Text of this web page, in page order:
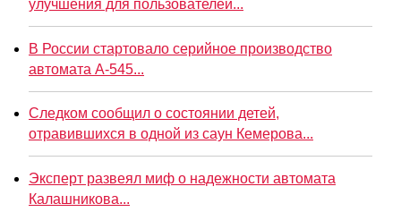
улучшения для пользователей...
В России стартовало серийное производство
автомата А-545...
Следком сообщил о состоянии детей,
отравившихся в одной из саун Кемерова...
Эксперт развеял миф о надежности автомата
Калашникова...